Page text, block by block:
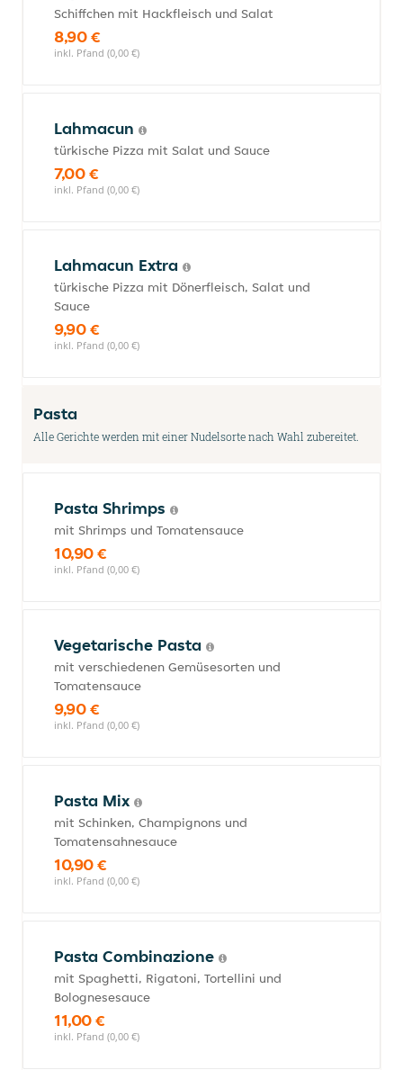
Schiffchen mit Hackfleisch und Salat
8,90 €
inkl. Pfand (0,00 €)
Lahmacun
türkische Pizza mit Salat und Sauce
7,00 €
inkl. Pfand (0,00 €)
Lahmacun Extra
türkische Pizza mit Dönerfleisch, Salat und
Sauce
9,90 €
inkl. Pfand (0,00 €)
Pasta
Alle Gerichte werden mit einer Nudelsorte nach Wahl zubereitet.
Pasta Shrimps
mit Shrimps und Tomatensauce
10,90 €
inkl. Pfand (0,00 €)
Vegetarische Pasta
mit verschiedenen Gemüsesorten und
Tomatensauce
9,90 €
inkl. Pfand (0,00 €)
Pasta Mix
mit Schinken, Champignons und
Tomatensahnesauce
10,90 €
inkl. Pfand (0,00 €)
Pasta Combinazione
mit Spaghetti, Rigatoni, Tortellini und
Bolognesesauce
11,00 €
inkl. Pfand (0,00 €)